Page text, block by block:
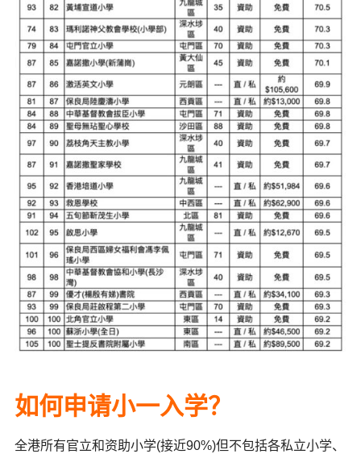
如何申请小一入学？
全港所有官立和资助小学(接近90%)但不包括各私立小学、